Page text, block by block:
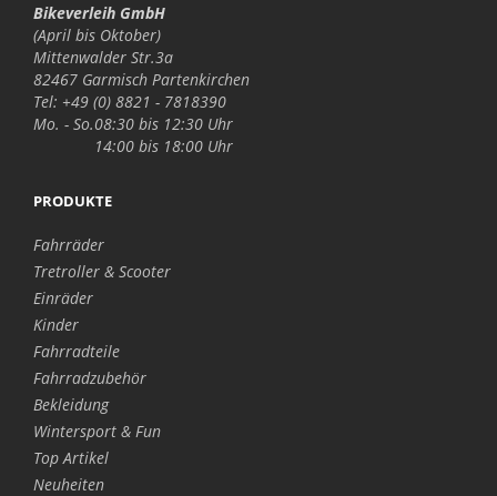
Bikeverleih GmbH
(April bis Oktober)
Mittenwalder Str.3a
82467 Garmisch Partenkirchen
Tel: +49 (0) 8821 - 7818390
Mo. - So.08:30 bis 12:30 Uhr
14:00 bis 18:00 Uhr
PRODUKTE
Fahrräder
Tretroller & Scooter
Einräder
Kinder
Fahrradteile
Fahrradzubehör
Bekleidung
Wintersport & Fun
Top Artikel
Neuheiten